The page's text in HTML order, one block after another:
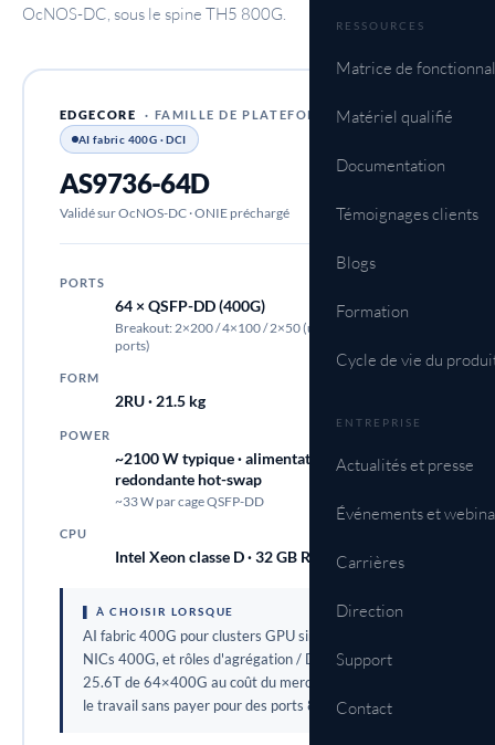
RESSOURCES
Matrice de
Matériel qualifié
Documentation
Témoignages clients
Blogs
Formation
Cycle de vie du
ENTREPRISE
Actualités et presse
Événements et
Carrières
Direction
Support
Contact
OcNOS-DC, sous le spine TH5 800G.
EDGECORE
· FAMILLE DE PLATEFORMES DCS520
AI fabric 400G · DCI
AS9736-64D
Validé sur OcNOS-DC · ONIE préchargé
PORTS
64 × QSFP-DD (400G)
Breakout: 2×200 / 4×100 / 2×50 (up to 256 logical
ports)
FORM
2RU · 21.5 kg
POWER
~2100 W typique · alimentation AC
redondante hot-swap
~33 W par cage QSFP-DD
CPU
Intel Xeon classe D · 32 GB RAM
▌ À CHOISIR LORSQUE
AI fabric 400G pour clusters GPU single-pod sur
NICs 400G, et rôles d'agrégation / DCI 400G, où
25.6T de 64×400G au coût du merchant-silicon fait
le travail sans payer pour des ports 800G.